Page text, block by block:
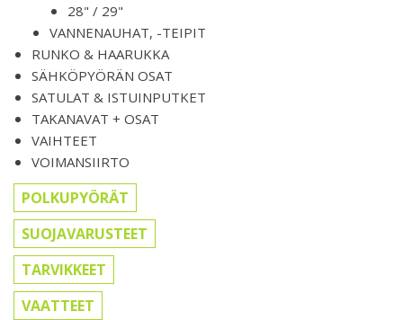
28" / 29"
VANNENAUHAT, -TEIPIT
RUNKO & HAARUKKA
SÄHKÖPYÖRÄN OSAT
SATULAT & ISTUINPUTKET
TAKANAVAT + OSAT
VAIHTEET
VOIMANSIIRTO
POLKUPYÖRÄT
SUOJAVARUSTEET
TARVIKKEET
VAATTEET